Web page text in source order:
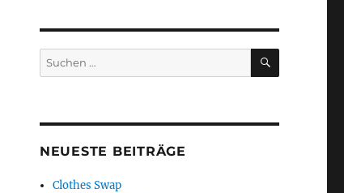
Suchen
nach:
SUCHEN
NEUESTE BEITRÄGE
Clothes Swap